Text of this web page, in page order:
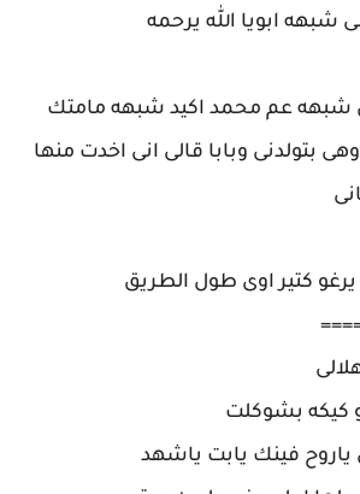
شبهه ابويا الله يرحمه
شبهه عم محمد اكيد شبهه مامتك
بتولدنى وبابا قالى انى اخدت منها
كتير اوى طول الطريق
كيكه بشوكلت
ياروح فينك يابت ياشهد